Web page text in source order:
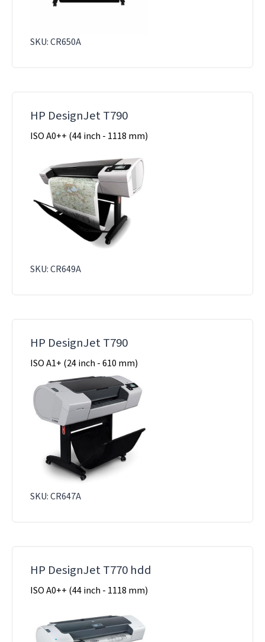
SKU: CR650A
HP DesignJet T790
ISO A0++ (44 inch - 1118 mm)
SKU: CR649A
HP DesignJet T790
ISO A1+ (24 inch - 610 mm)
SKU: CR647A
HP DesignJet T770 hdd
ISO A0++ (44 inch - 1118 mm)